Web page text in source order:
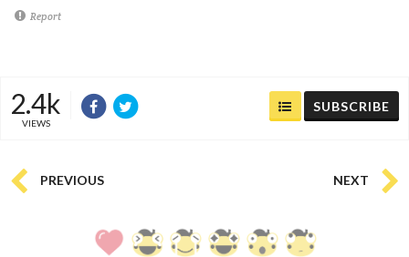
Report
2.4k
VIEWS
SUBSCRIBE
PREVIOUS NEXT